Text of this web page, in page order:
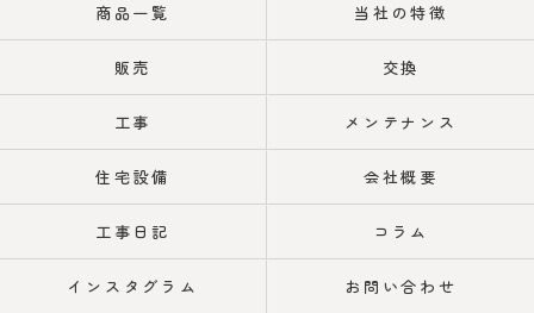
商品一覧 当社の特徴
販売 交換
工事 メンテナンス
住宅設備 会社概要
工事日記 コラム
インスタグラム お問い合わせ